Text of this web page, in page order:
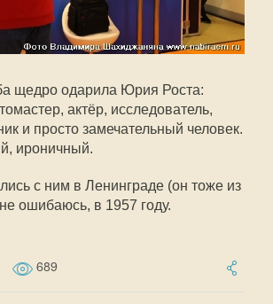
щедро одарила Юрия Роста:
актёр, исследователь,
и просто замечательный человек.
ироничный.
с ним в Ленинграде (он тоже из
ошибаюсь, в 1957 году.
689